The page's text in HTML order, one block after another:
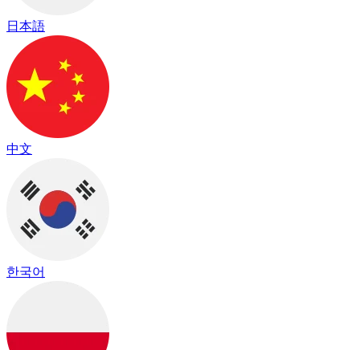
日本語
中文
한국어